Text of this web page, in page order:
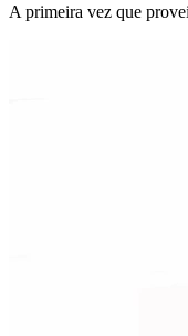
A primeira vez que